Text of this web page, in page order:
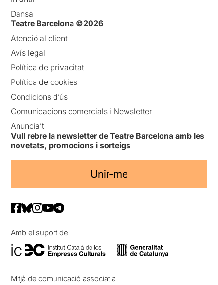
Dansa
Teatre Barcelona ©2026
Atenció al client
Avís legal
Política de privacitat
Política de cookies
Condicions d’ús
Comunicacions comercials i Newsletter
Anuncia’t
Vull rebre la newsletter de Teatre Barcelona amb les
novetats, promocions i sorteigs
Unir-me
Amb el suport de
Mitjà de comunicació associat a